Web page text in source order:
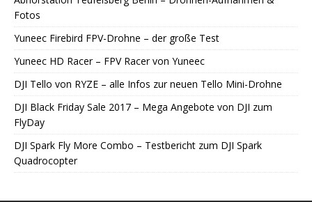
Fotos
Yuneec Firebird FPV-Drohne – der große Test
Yuneec HD Racer – FPV Racer von Yuneec
DJI Tello von RYZE – alle Infos zur neuen Tello Mini-Drohne
DJI Black Friday Sale 2017 – Mega Angebote von DJI zum
FlyDay
DJI Spark Fly More Combo – Testbericht zum DJI Spark
Quadrocopter